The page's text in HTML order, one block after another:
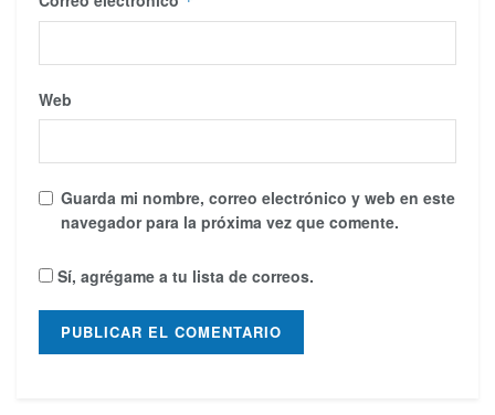
Web
Guarda mi nombre, correo electrónico y web en este
navegador para la próxima vez que comente.
Sí, agrégame a tu lista de correos.